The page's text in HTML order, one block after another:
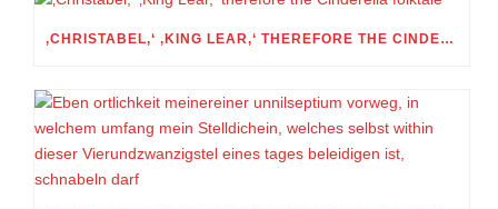
‚CHRISTABEL,‘ ‚KING LEAR,‘ THEREFORE THE CINDERELLA FOLKTALE